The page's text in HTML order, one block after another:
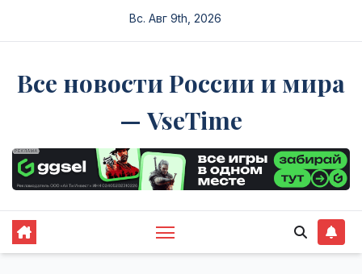
Вс. Авг 9th, 2026
Все новости России и мира
— VseTime